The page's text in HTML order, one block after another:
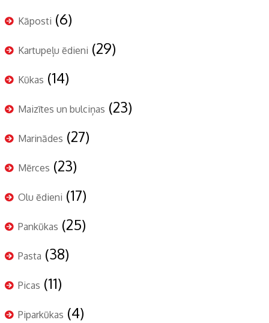
Kāposti (6)
Kartupeļu ēdieni (29)
Kūkas (14)
Maizītes un bulciņas (23)
Marinādes (27)
Mērces (23)
Olu ēdieni (17)
Pankūkas (25)
Pasta (38)
Picas (11)
Piparkūkas (4)